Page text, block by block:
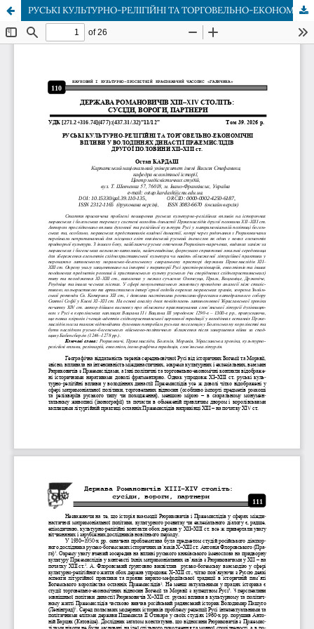
РУСЬКІ КУЛЬТУРНО-РЕЛІГІЙНІ ТА ТОРГОВЕЛЬНО-ЕКОНОМІЧНІ ВПЛИВИ У ВОЛОДІННЯХ ДИНАСТІЇ ПРЖЕМИСЛІДІВ ДРУГОЇ ПОЛОВИНИ ХІІ–ХІІІ ст.